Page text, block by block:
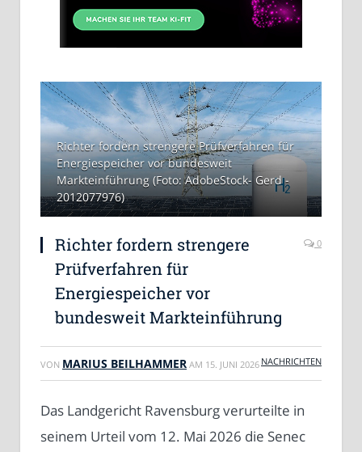
Richter fordern strengere Prüfverfahren für
Energiespeicher vor bundesweit
Markteinführung (Foto: AdobeStock- Gerd -
2012077976)
Richter fordern strengere
Prüfverfahren für
Energiespeicher vor
bundesweit Markteinführung
0
VON MARIUS BEILHAMMER AM 15. JUNI 2026 NACHRICHTEN
Das Landgericht Ravensburg verurteilte in
seinem Urteil vom 12. Mai 2026 die Senec